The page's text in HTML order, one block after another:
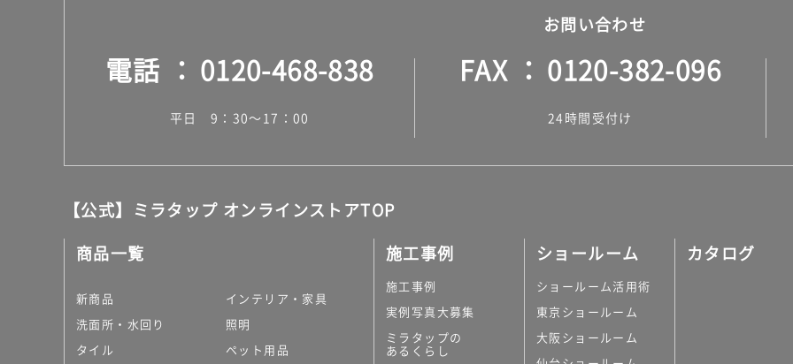
お問い合わせ
電話 0120-468-838
平日 9：30～17：00
FAX 0120-382-096
24時間受付け
【公式】ミラタップ オンラインストアTOP
商品一覧
新商品
洗面所・水回り
タイル
インテリア・家具
照明
ペット用品
施工事例
施工事例
実例写真大募集
ミラタップの
あるくらし
ショールーム
ショールーム活用術
東京ショールーム
大阪ショールーム
カタログ